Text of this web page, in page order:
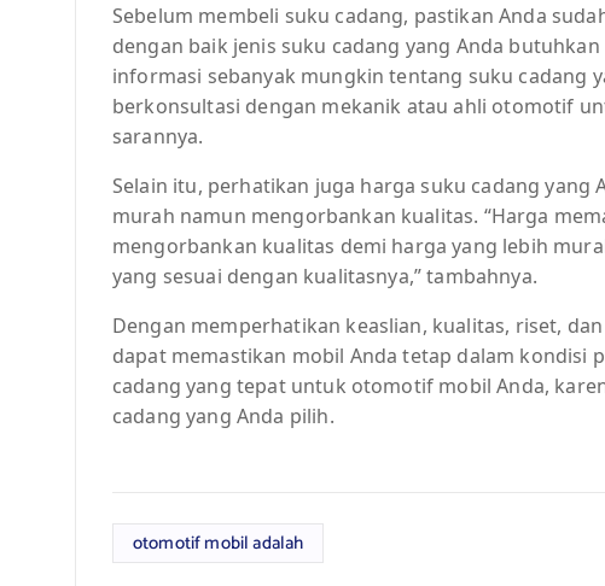
Sebelum membeli suku cadang, pastikan Anda
dengan baik jenis suku cadang yang Anda
informasi sebanyak mungkin tentang suku cadang
berkonsultasi dengan mekanik atau ahli otomotif
sarannya.
Selain itu, perhatikan juga harga suku cadang yang
murah namun mengorbankan kualitas. “Harga
mengorbankan kualitas demi harga yang lebih
yang sesuai dengan kualitasnya,” tambahnya.
Dengan memperhatikan keaslian, kualitas, riset,
dapat memastikan mobil Anda tetap dalam kondisi
cadang yang tepat untuk otomotif mobil Anda,
cadang yang Anda pilih.
otomotif mobil adalah